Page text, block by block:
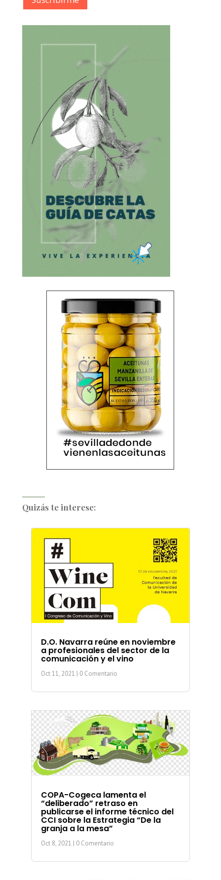
Quizás te interese:
D.O. Navarra reúne en noviembre
a profesionales del sector de la
comunicación y el vino
Oct 11, 2021 | 0 Comentario
COPA-Cogeca lamenta el
“deliberado” retraso en
publicarse el informe técnico del
CCI sobre la Estrategia “De la
granja a la mesa”
Oct 8, 2021 | 0 Comentario